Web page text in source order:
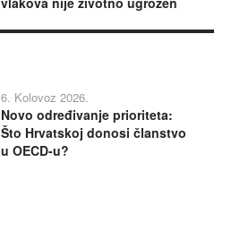
6. Kolovoz 2026.
Novo određivanje prioriteta:
Što Hrvatskoj donosi članstvo
u OECD-u?